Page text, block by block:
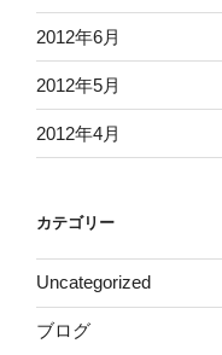
2012年6月
2012年5月
2012年4月
カテゴリー
Uncategorized
ブログ